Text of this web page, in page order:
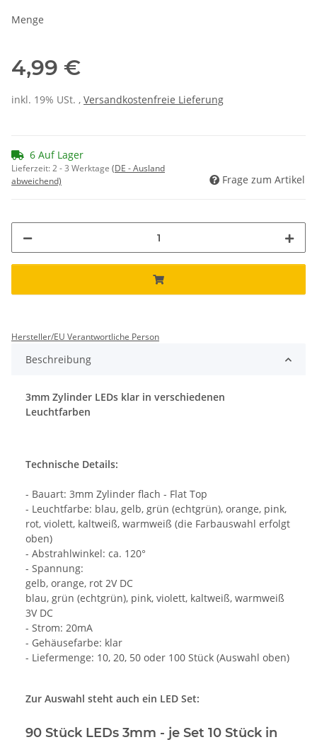
Menge
4,99 €
inkl. 19% USt. , Versandkostenfreie Lieferung
6 Auf Lager
Lieferzeit:2 - 3 Werktage (DE - Ausland
abweichend)
Frage zum Artikel
Hersteller/EU Verantwortliche Person
Beschreibung
3mm Zylinder LEDs klar in verschiedenen
Leuchtfarben
Technische Details:
- Bauart: 3mm Zylinder flach - Flat Top
- Leuchtfarbe: blau, gelb, grün (echtgrün), orange, pink,
rot, violett, kaltweiß, warmweiß (die Farbauswahl erfolgt
oben)
- Abstrahlwinkel: ca. 120°
- Spannung:
gelb, orange, rot 2V DC
blau, grün (echtgrün), pink, violett, kaltweiß, warmweiß
3V DC
- Strom: 20mA
- Gehäusefarbe: klar
- Liefermenge: 10, 20, 50 oder 100 Stück (Auswahl oben)
Zur Auswahl steht auch ein LED Set:
90 Stück LEDs 3mm - je Set 10 Stück in